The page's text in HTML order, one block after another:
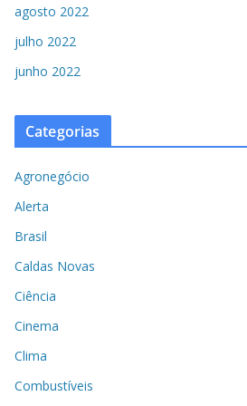
agosto 2022
julho 2022
junho 2022
Categorias
Agronegócio
Alerta
Brasil
Caldas Novas
Ciência
Cinema
Clima
Combustíveis